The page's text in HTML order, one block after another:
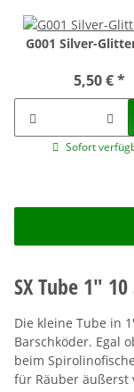
G001 Silver-
5,50 €*
Sofort
SX Tube 1"
Die kleine Tube in
Barschköder. Egal
beim
für Räuber äußerst